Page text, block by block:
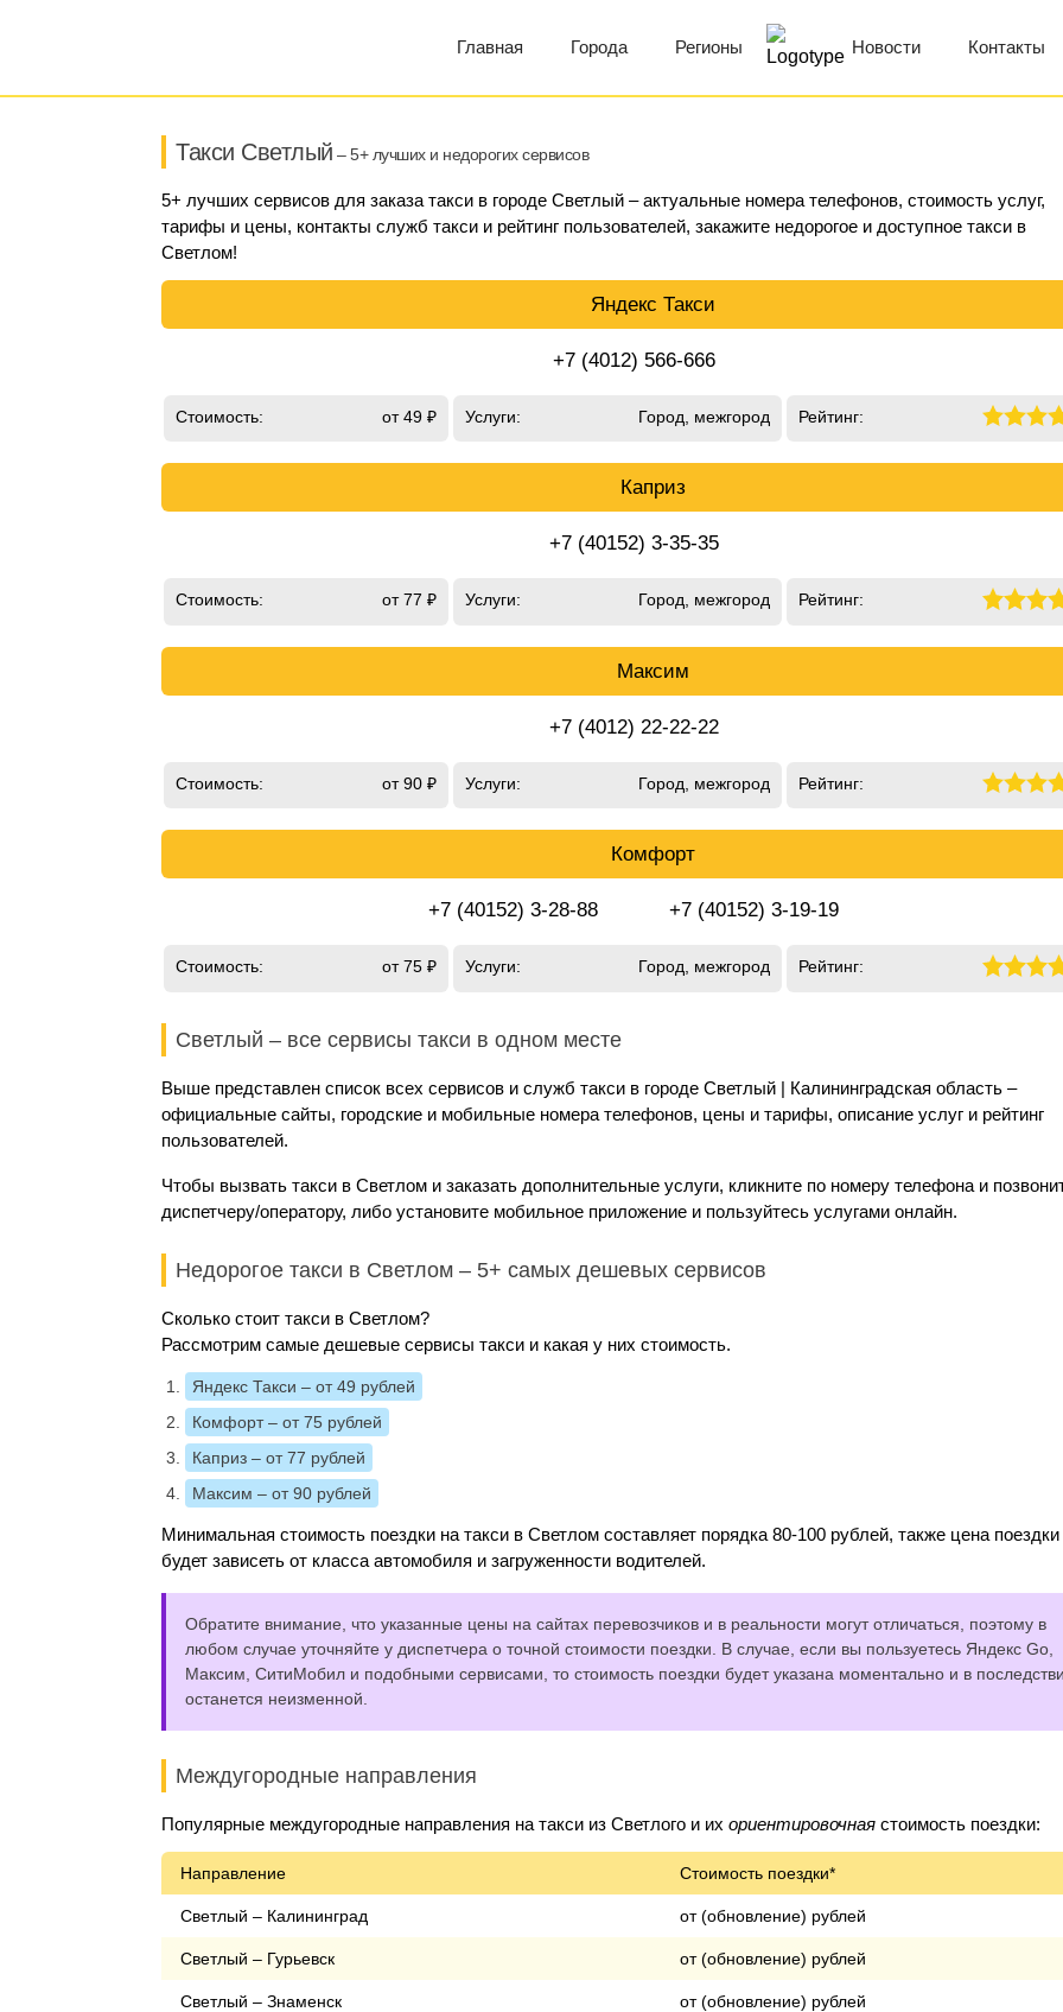
Главная Города Регионы Новости Контакты
Такси Светлый – 5+ лучших и недорогих сервисов
5+ лучших сервисов для заказа такси в городе Светлый – актуальные номера телефонов, стоимость услуг,
тарифы и цены, контакты служб такси и рейтинг пользователей, закажите недорогое и доступное такси в
Светлом!
Яндекс Такси
+7 (4012) 566-666
Стоимость: от 49 ₽ Услуги: Город, межгород Рейтинг:
Каприз
+7 (40152) 3-35-35
Стоимость: от 77 ₽ Услуги: Город, межгород Рейтинг:
Максим
+7 (4012) 22-22-22
Стоимость: от 90 ₽ Услуги: Город, межгород Рейтинг:
Комфорт
+7 (40152) 3-28-88 +7 (40152) 3-19-19
Стоимость: от 75 ₽ Услуги: Город, межгород Рейтинг:
Светлый – все сервисы такси в одном месте
Выше представлен список всех сервисов и служб такси в городе Светлый | Калининградская область –
официальные сайты, городские и мобильные номера телефонов, цены и тарифы, описание услуг и рейтинг
пользователей.
Чтобы вызвать такси в Светлом и заказать дополнительные услуги, кликните по номеру телефона и
диспетчеру/оператору, либо установите мобильное приложение и пользуйтесь услугами онлайн.
Недорогое такси в Светлом – 5+ самых дешевых сервисов
Сколько стоит такси в Светлом?
Рассмотрим самые дешевые сервисы такси и какая у них стоимость.
Яндекс Такси – от 49 рублей
Комфорт– от 75 рублей
Каприз – от 77 рублей
Максим – от 90 рублей
Минимальная стоимость поездки на такси в Светлом составляет порядка 80-100 рублей, также цена поездки
будет зависеть от класса автомобиля и загруженности водителей.
Обратите внимание, что указанные цены на сайтах перевозчиков и в реальности могут отличаться, поэтому в
любом случае уточняйте у диспетчера о точной стоимости поездки. В случае, если вы пользуетесь Яндекс Go,
Максим, СитиМобил и подобными сервисами, то стоимость поездки будет указана моментально и в
останется неизменной.
Междугородные направления
Популярные междугородные направления на такси из Светлого и их ориентировочная стоимость поездки:
Направление Стоимость поездки*
Светлый – Калининград от (обновление) рублей
Светлый – Гурьевск от (обновление) рублей
Светлый – Знаменск от (обновление) рублей